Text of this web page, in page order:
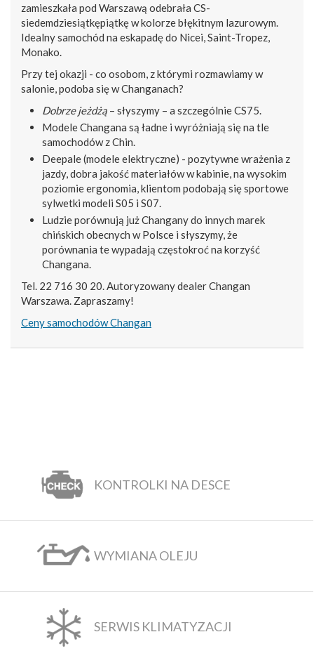
zamieszkała pod Warszawą odebrała CS-
siedemdziesiątkępiątkę w kolorze błękitnym lazurowym.
Idealny samochód na eskapadę do Nicei, Saint-Tropez,
Monako.
Przy tej okazji - co osobom, z którymi rozmawiamy w
salonie, podoba się w Changanach?
Dobrze jeżdżą – słyszymy – a szczególnie CS75.
Modele Changana są ładne i wyróżniają się na tle
samochodów z Chin.
Deepale (modele elektryczne) - pozytywne wrażenia z
jazdy, dobra jakość materiałów w kabinie, na wysokim
poziomie ergonomia, klientom podobają się sportowe
sylwetki modeli S05 i S07.
Ludzie porównują już Changany do innych marek
chińskich obecnych w Polsce i słyszymy, że
porównania te wypadają częstokroć na korzyść
Changana.
Tel. 22 716 30 20. Autoryzowany dealer Changan
Warszawa. Zapraszamy!
Ceny samochodów Changan
KONTROLKI NA DESCE
WYMIANA OLEJU
SERWIS KLIMATYZACJI